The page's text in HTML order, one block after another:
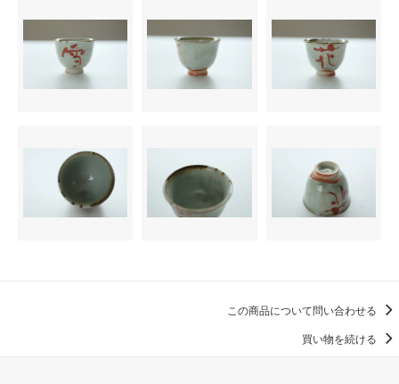
この商品について問い合わせる
買い物を続ける